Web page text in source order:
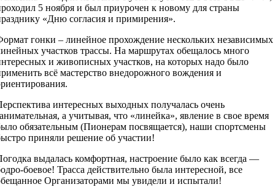
5 ноября и был приурочен к новому для страны
«Дню согласия и примирения».
гонки – линейное прохождение нескольких независимых
участков трассы. На маршрутах обещалось много
и живописных участков, на которых надо было
всё мастерство внедорожного вождения и
интересных выходных получалась очень
а учитывая, что «линейка», явление в свое время
обязательным (Пионерам посвящается), наши спортсмены
приняли решение об участии!
выдалась комфортная, настроение было как всегда —
боевое! Трасса действительно была интересной, все
Организаторами мы увидели и испытали!